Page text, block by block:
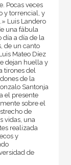
Pocas veces
y torrencial, y
Luis Landero
una fábula
a día de la
de un canto
Mateo Díez
dejan huella y
tirones del
de la
Santonja
el presente
sobre el
de
vidas, una
realizada
y
de